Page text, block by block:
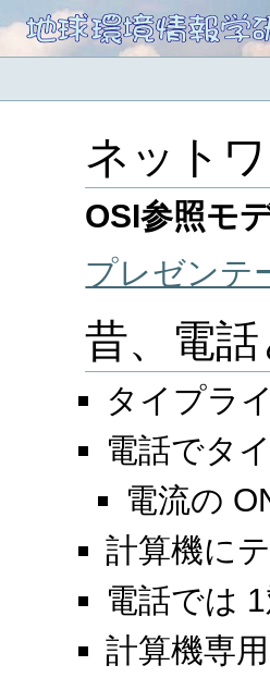
ネット
OSI参照モ
プレゼンテ
昔、電話
タイプラ
電話でタ
電流の
計算機に
電話では
計算機専